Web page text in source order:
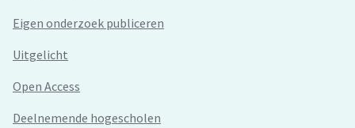
Eigen onderzoek publiceren
Uitgelicht
Open Access
Deelnemende hogescholen